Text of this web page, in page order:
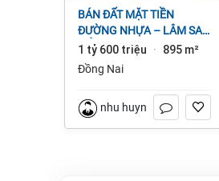
BÁN ĐẤT MẶT TIỀN
ĐƯỜNG NHỰA – LÂM SAN
CẨM MỸ, ĐỒNG NAI.
1 tỷ 600 triệu · 895 m²
Đồng Nai
nhu huynh